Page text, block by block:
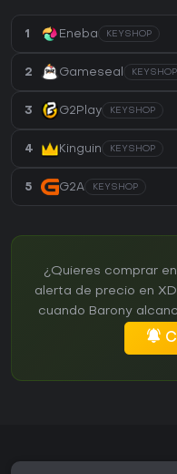
1 Eneba KEYSHOP
2 Gameseal KEYSHOP
3 G2Play KEYSHOP
4 Kinguin KEYSHOP
5 G2A KEYSHOP
¿Quieres comprar
alerta de precio en
cuando Barony